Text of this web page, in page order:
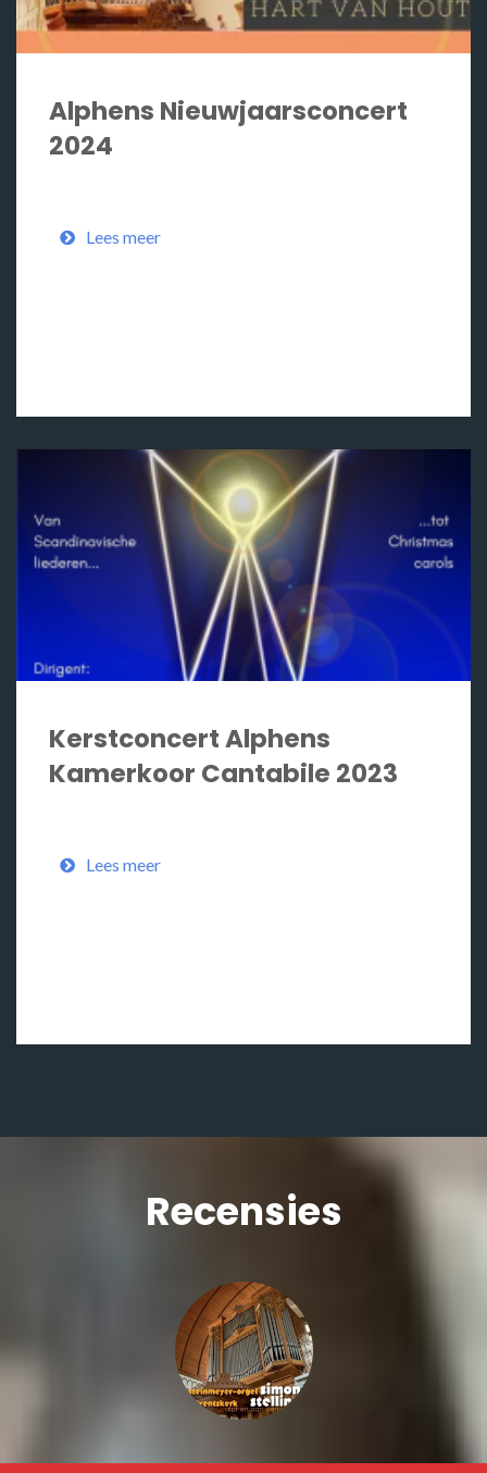
Alphens Nieuwjaarsconcert
2024
Lees meer
Kerstconcert Alphens
Kamerkoor Cantabile 2023
Lees meer
Recensies